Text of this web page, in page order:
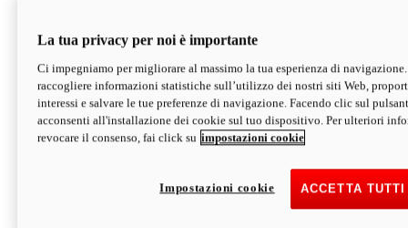
V2 SP
Hypermotard V2 SP
120,4 CVPotenza
94 NmCoppia
177 kgPeso in ordine di marcia
senza carburante
Depotenziata 35 kW: 18.890 € i
configura scopri di più
La tua privacy per noi è importante
Ci impegniamo per migliorare al massimo la tua esperienza di
raccogliere informazioni statistiche sull’utilizzo dei nostri siti Web,
interessi e salvare le tue preferenze di navigazione. Facendo clic sul
acconsenti all'installazione dei cookie sul tuo dispositivo. Per ulteriori
revocare il consenso, fai click su impostazioni cookie
ACCETTA
Impostazioni cookie